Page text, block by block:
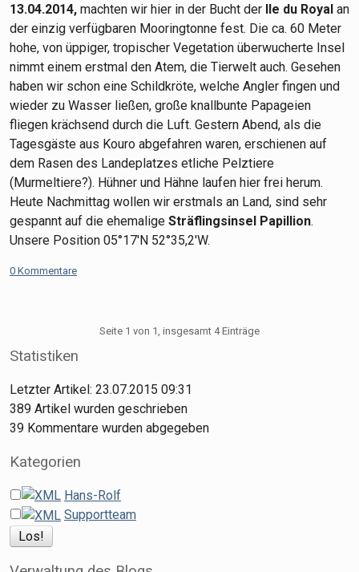
13.04.2014, machten wir hier in der Bucht der Ile du Royal an
der einzig verfügbaren Mooringtonne fest. Die ca. 60 Meter
hohe, von üppiger, tropischer Vegetation überwucherte Insel
nimmt einem erstmal den Atem, die Tierwelt auch. Gesehen
haben wir schon eine Schildkröte, welche Angler fingen und
wieder zu Wasser ließen, große knallbunte Papageien
fliegen krächsend durch die Luft. Gestern Abend, als die
Tagesgäste aus Kouro abgefahren waren, erschienen auf
dem Rasen des Landeplatzes etliche Pelztiere
(Murmeltiere?). Hühner und Hähne laufen hier frei herum.
Heute Nachmittag wollen wir erstmals an Land, sind sehr
gespannt auf die ehemalige Sträflingsinsel Papillion.
Unsere Position 05°17'N 52°35,2'W.
0 Kommentare
Seite 1 von 1, insgesamt 4 Einträge
Statistiken
Letzter Artikel: 23.07.2015 09:31
389 Artikel wurden geschrieben
39 Kommentare wurden abgegeben
Kategorien
Hans-Rolf
Supportteam